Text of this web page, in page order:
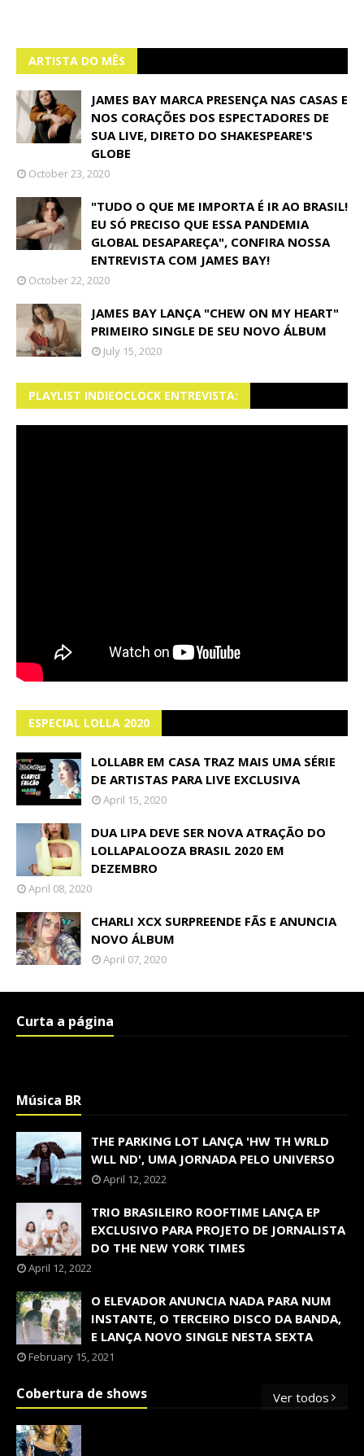
ARTISTA DO MÊS
JAMES BAY MARCA PRESENÇA NAS CASAS E
NOS CORAÇÕES DOS ESPECTADORES DE
SUA LIVE, DIRETO DO SHAKESPEARE'S
GLOBE
October 23, 2020
"TUDO O QUE ME IMPORTA É IR AO BRASIL!
EU SÓ PRECISO QUE ESSA PANDEMIA
GLOBAL DESAPAREÇA", CONFIRA NOSSA
ENTREVISTA COM JAMES BAY!
October 22, 2020
JAMES BAY LANÇA "CHEW ON MY HEART"
PRIMEIRO SINGLE DE SEU NOVO ÁLBUM
July 15, 2020
PLAYLIST INDIEOCLOCK ENTREVISTA:
ESPECIAL LOLLA 2020
LOLLABR EM CASA TRAZ MAIS UMA SÉRIE
DE ARTISTAS PARA LIVE EXCLUSIVA
April 15, 2020
DUA LIPA DEVE SER NOVA ATRAÇÃO DO
LOLLAPALOOZA BRASIL 2020 EM
DEZEMBRO
April 08, 2020
CHARLI XCX SURPREENDE FÃS E ANUNCIA
NOVO ÁLBUM
April 07, 2020
Curta a página
Música BR
THE PARKING LOT LANÇA 'HW TH WRLD
WLL ND', UMA JORNADA PELO UNIVERSO
April 12, 2022
TRIO BRASILEIRO ROOFTIME LANÇA EP
EXCLUSIVO PARA PROJETO DE JORNALISTA
DO THE NEW YORK TIMES
April 12, 2022
O ELEVADOR ANUNCIA NADA PARA NUM
INSTANTE, O TERCEIRO DISCO DA BANDA,
E LANÇA NOVO SINGLE NESTA SEXTA
February 15, 2021
Cobertura de shows Ver todos